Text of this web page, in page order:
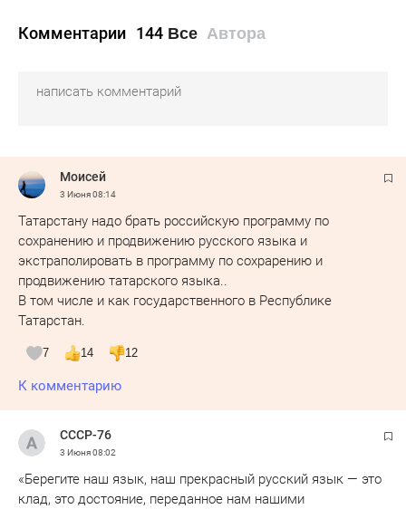
Комментарии 144 Все Автора
Moисeй
3 Июня08:14
Татарстану надо брать российскую программу по
сохранению и продвижению русского языка и
экстраполировать в программу по сохрарению и
продвижению татарского языка..
В том числе и как государственного в Республике
Татарстан.
7 14 12
К комментарию
СССР-76
3 Июня08:02
«Берегите наш язык, наш прекрасный русский язык — это
клад, это достояние, переданное нам нашими